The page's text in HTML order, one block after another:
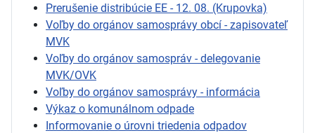
Prerušenie distribúcie EE - 12. 08. (Krupovka)
Voľby do orgánov samosprávy obcí - zapisovateľ
MVK
Voľby do orgánov samospráv - delegovanie
MVK/OVK
Voľby do orgánov samosprávy - informácia
Výkaz o komunálnom odpade
Informovanie o úrovni triedenia odpadov